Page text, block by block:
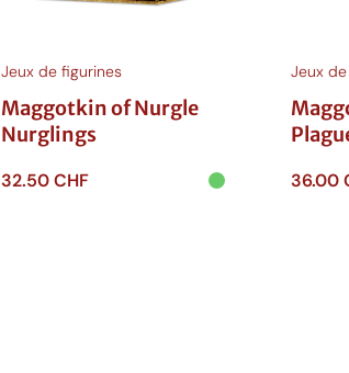
Jeux de figurines
Maggotkin of Nurgle
Nurglings
32.50CHF
Jeux
36.00